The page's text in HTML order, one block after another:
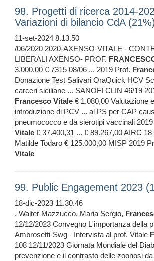
98. Progetti di ricerca 2014-
Variazioni di bilancio CdA
11-set-2024 8.13.50
/06/2020 2020-AXENSO-VITALE -
LIBERALI AXENSO- PROF.
3.000,00 € 7315 08/06 ... 2019 Prof.
Donazione Test Salivari OraQuick HCV
carceri siciliane ... SANOFI CLIN 46/19
Francesco Vitale € 1.080,00 Valutazione
introduzione di PCV ... al PS per CAP
pneumococco e da sierotipi vaccinali
Vitale € 37.400,31 ... € 89.267,00 AIRC 18
Matilde Todaro € 125.000,00 MISP 2019
Vitale
99. Public Engagement 2023
18-dic-2023 11.30.46
, Walter Mazzucco, Maria Sergio,
12/12/2023 Convegno L'importanza della
Ambrosetti-Swg - Intervista al prof. Vitale
108 12/11/2023 Giornata Mondiale del
prevenzione e il contrasto delle zoonosi